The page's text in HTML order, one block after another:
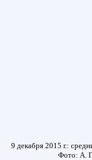
9 декабря 2015 г.:
Фото: А.